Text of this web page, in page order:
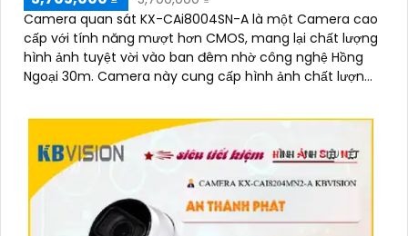
Camera quan sát KX-CAi8004SN-A là một Camera cao
cấp với tính năng mượt hơn CMOS, mang lại chất lượng
hình ảnh tuyệt vời vào ban đêm nhờ công nghệ Hồng
Ngoại 30m. Camera này cung cấp hình ảnh chất lượng